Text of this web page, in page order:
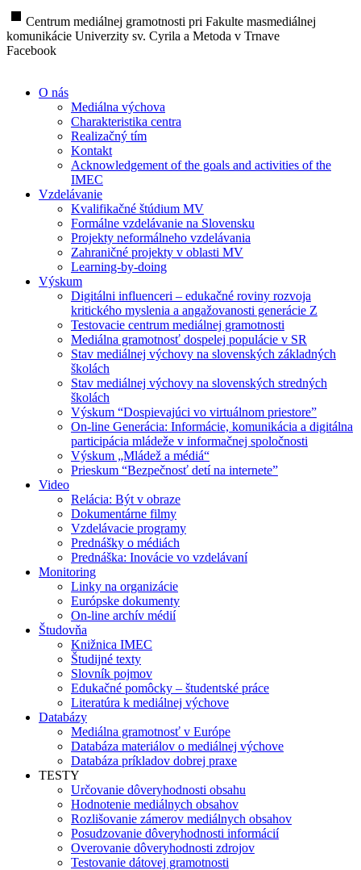
stop Centrum mediálnej gramotnosti pri Fakulte masmediálnej
komunikácie Univerzity sv. Cyrila a Metoda v Trnave
Facebook
O nás
Mediálna výchova
Charakteristika centra
Realizačný tím
Kontakt
Acknowledgement of the goals and activities of the
IMEC
Vzdelávanie
Kvalifikačné štúdium MV
Formálne vzdelávanie na Slovensku
Projekty neformálneho vzdelávania
Zahraničné projekty v oblasti MV
Learning-by-doing
Výskum
Digitálni influenceri – edukačné roviny rozvoja
kritického myslenia a angažovanosti generácie Z
Testovacie centrum mediálnej gramotnosti
Mediálna gramotnosť dospelej populácie v SR
Stav mediálnej výchovy na slovenských základných
školách
Stav mediálnej výchovy na slovenských stredných
školách
Výskum “Dospievajúci vo virtuálnom priestore”
On-line Generácia: Informácie, komunikácia a digitálna
participácia mládeže v informačnej spoločnosti
Výskum „Mládež a médiá“
Prieskum “Bezpečnosť detí na internete”
Video
Relácia: Být v obraze
Dokumentárne filmy
Vzdelávacie programy
Prednášky o médiách
Prednáška: Inovácie vo vzdelávaní
Monitoring
Linky na organizácie
Európske dokumenty
On-line archív médií
Študovňa
Knižnica IMEC
Študijné texty
Slovník pojmov
Edukačné pomôcky – študentské práce
Literatúra k mediálnej výchove
Databázy
Mediálna gramotnosť v Európe
Databáza materiálov o mediálnej výchove
Databáza príkladov dobrej praxe
TESTY
Určovanie dôveryhodnosti obsahu
Hodnotenie mediálnych obsahov
Rozlišovanie zámerov mediálnych obsahov
Posudzovanie dôveryhodnosti informácií
Overovanie dôveryhodnosti zdrojov
Testovanie dátovej gramotnosti